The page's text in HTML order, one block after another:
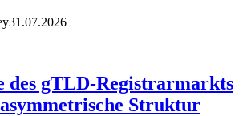
31.07.2026
des gTLD-Registrarmarkts
asymmetrische Struktur